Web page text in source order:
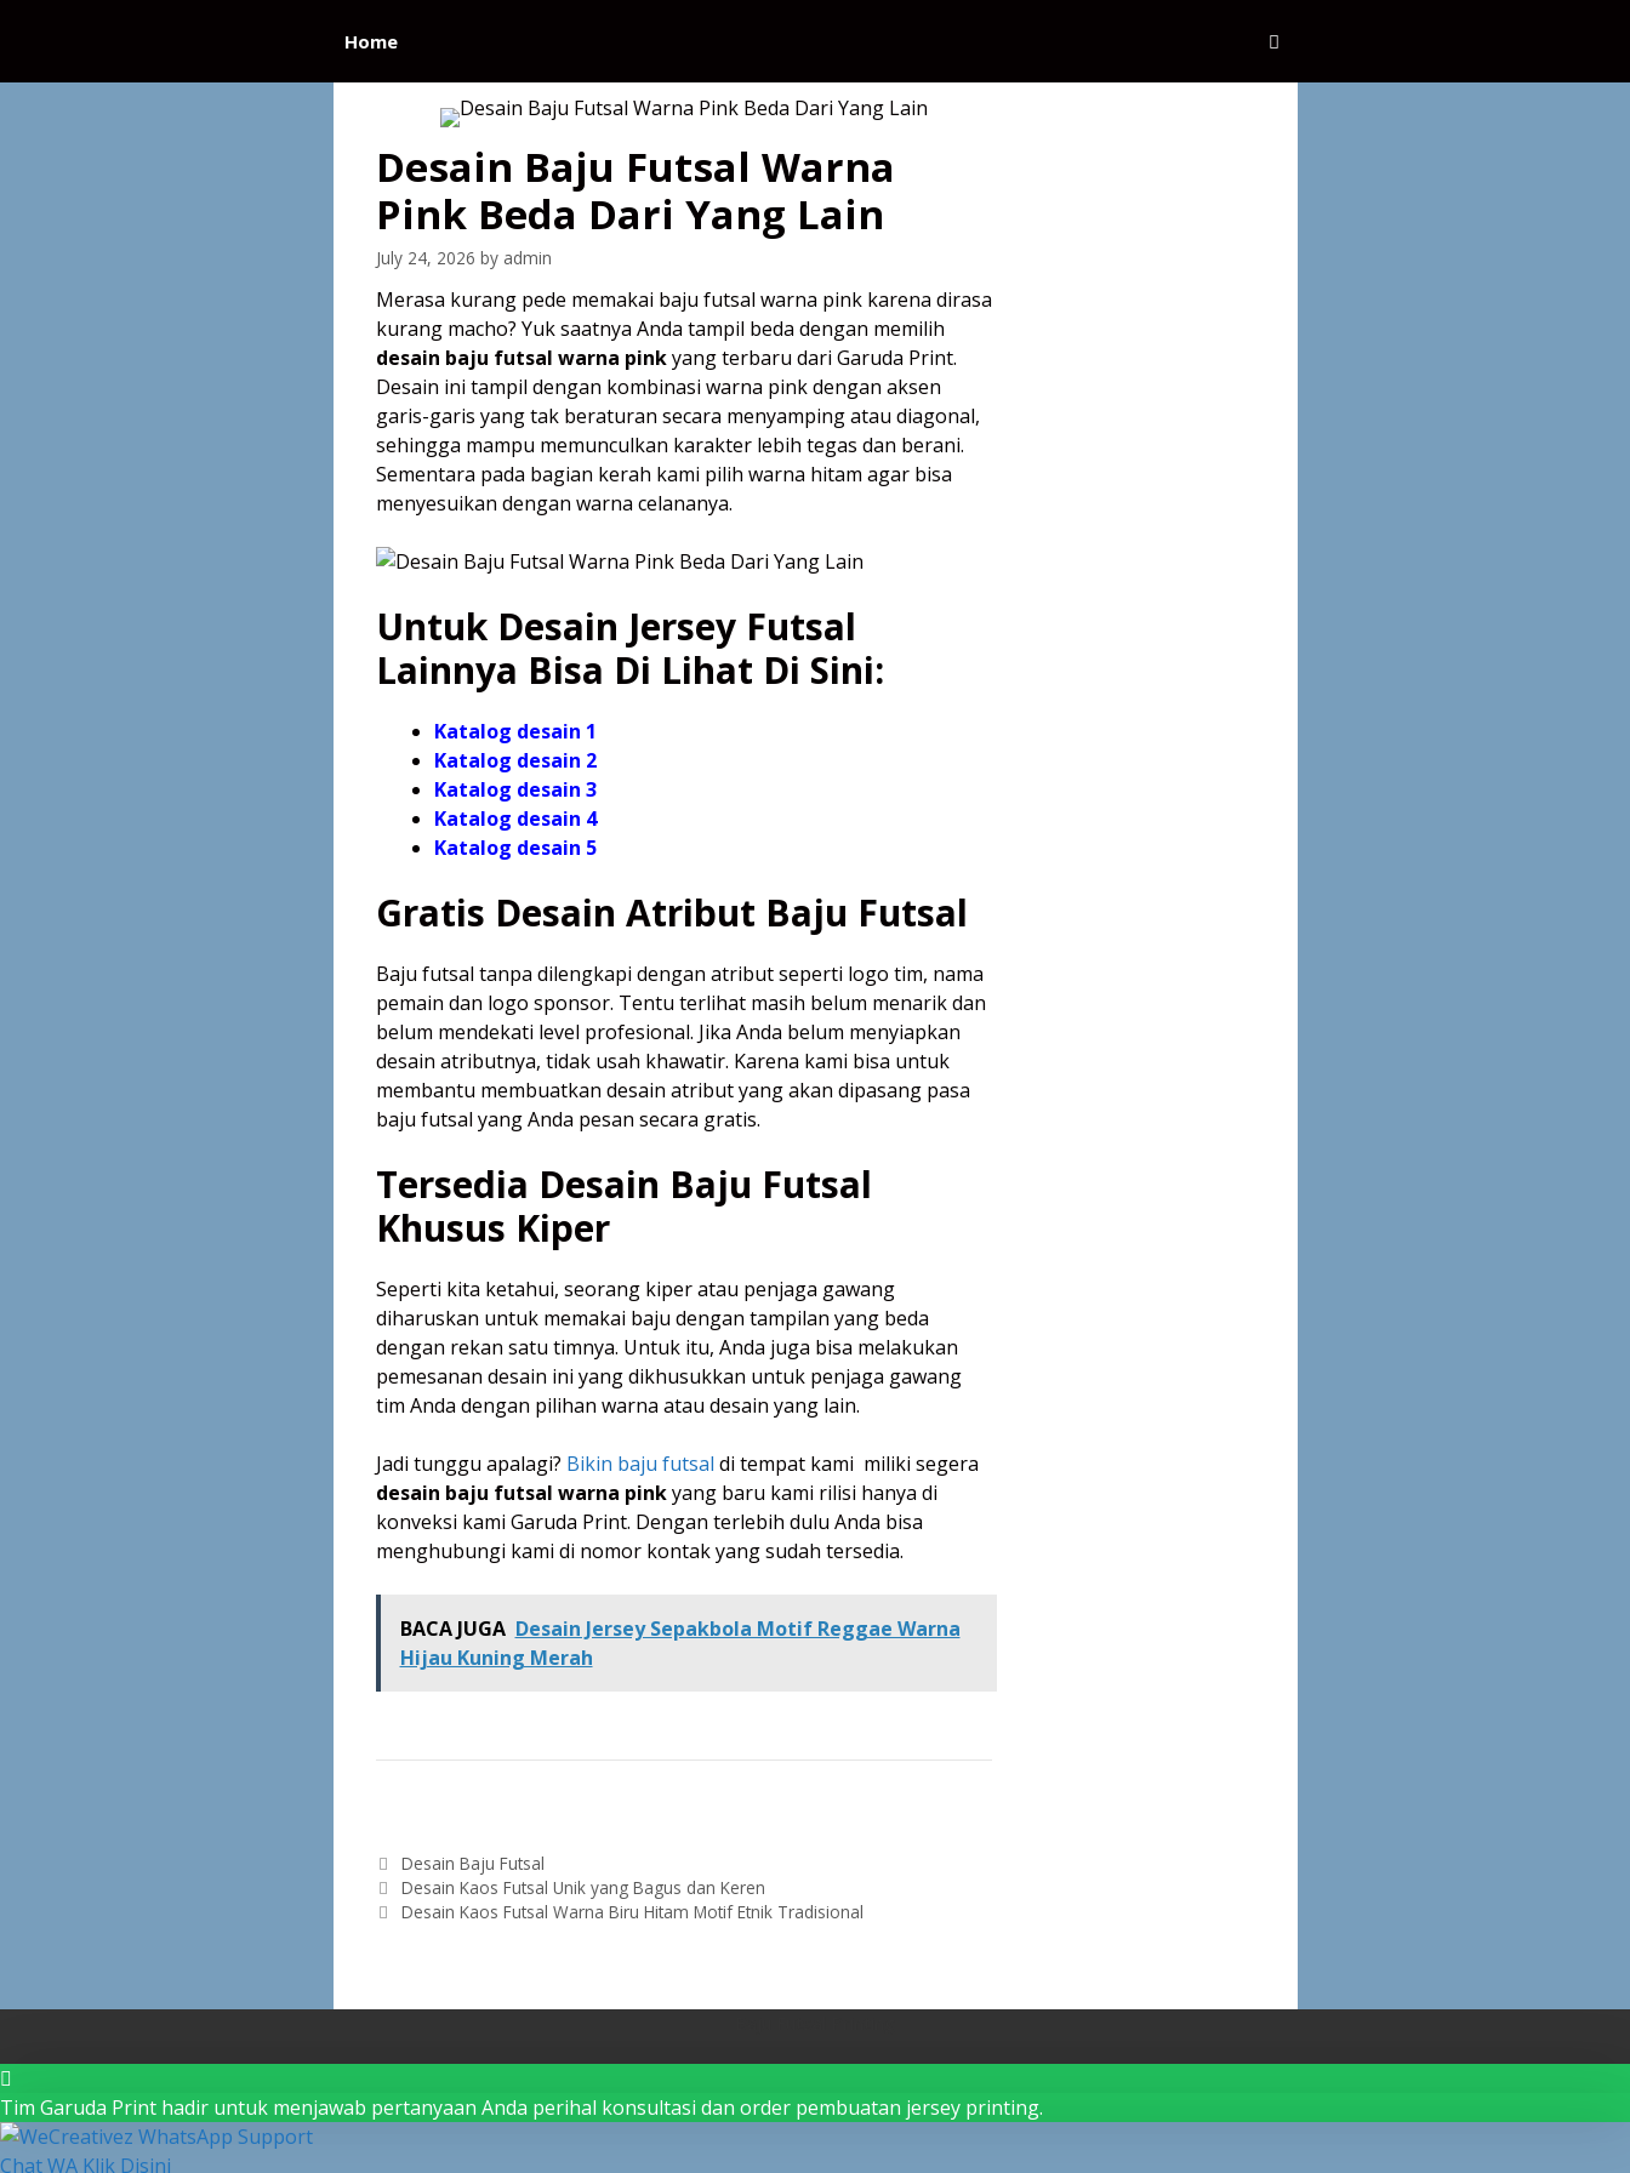
Home
Desain Baju Futsal Warna
Pink Beda Dari Yang Lain
July 24, 2026 by admin
Merasa kurang pede memakai baju futsal warna pink karena dirasa
kurang macho? Yuk saatnya Anda tampil beda dengan memilih
desain baju futsal warna pinkyang terbaru dari Garuda Print.
Desain ini tampil dengan kombinasi warna pink dengan aksen
garis-garis yang tak beraturan secara menyamping atau diagonal,
sehingga mampu memunculkan karakter lebih tegas dan berani.
Sementara pada bagian kerah kami pilih warna hitam agar bisa
menyesuikan dengan warna celananya.
Untuk Desain Jersey Futsal
Lainnya Bisa Di Lihat Di Sini:
Katalog desain 1
Katalog desain 2
Katalog desain 3
Katalog desain 4
Katalog desain 5
Gratis Desain Atribut Baju Futsal
Baju futsal tanpa dilengkapi dengan atribut seperti logo tim, nama
pemain dan logo sponsor. Tentu terlihat masih belum menarik dan
belum mendekati level profesional. Jika Anda belum menyiapkan
desain atributnya, tidak usah khawatir. Karena kami bisa untuk
membantu membuatkan desain atribut yang akan dipasang pasa
baju futsal yang Anda pesan secara gratis.
Tersedia Desain Baju Futsal
Khusus Kiper
Seperti kita ketahui, seorang kiper atau penjaga gawang
diharuskan untuk memakai baju dengan tampilan yang beda
dengan rekan satu timnya. Untuk itu, Anda juga bisa melakukan
pemesanan desain ini yang dikhusukkan untuk penjaga gawang
tim Anda dengan pilihan warna atau desain yang lain.
Jadi tunggu apalagi? Bikin baju futsal di tempat kami miliki segera
desain baju futsal warna pinkyang baru kami rilisi hanya di
konveksi kami Garuda Print. Dengan terlebih dulu Anda bisa
menghubungi kami di nomor kontak yang sudah tersedia.
BACA JUGA Desain Jersey Sepakbola Motif Reggae Warna
Hijau Kuning Merah
Categories
Desain Baju Futsal
Post
navigation
Desain Kaos Futsal Unik yang Bagus dan Keren
Desain Kaos Futsal Warna Biru Hitam Motif Etnik Tradisional
Tim Garuda Print hadir untuk menjawab pertanyaan Anda perihal konsultasi dan order pembuatan jersey printing.
Chat WA Klik Disini